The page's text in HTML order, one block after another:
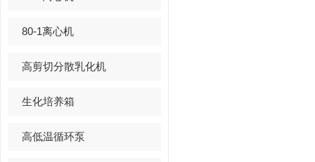
80-1离心机
高剪切分散乳化机
生化培养箱
高低温循环泵